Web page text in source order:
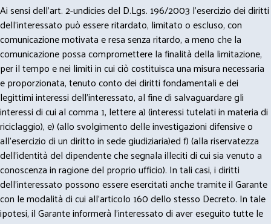
Ai sensi dell’art. 2-undicies del D.Lgs. 196/2003 l’esercizio dei diritti
dell’interessato può essere ritardato, limitato o escluso, con
comunicazione motivata e resa senza ritardo, a meno che la
comunicazione possa compromettere la finalità della limitazione,
per il tempo e nei limiti in cui ciò costituisca una misura necessaria
e proporzionata, tenuto conto dei diritti fondamentali e dei
legittimi interessi dell’interessato, al fine di salvaguardare gli
interessi di cui al comma 1, lettere a) (interessi tutelati in materia di
riciclaggio), e) (allo svolgimento delle investigazioni difensive o
all’esercizio di un diritto in sede giudiziaria)ed f) (alla riservatezza
dell’identità del dipendente che segnala illeciti di cui sia venuto a
conoscenza in ragione del proprio ufficio). In tali casi, i diritti
dell’interessato possono essere esercitati anche tramite il Garante
con le modalità di cui all’articolo 160 dello stesso Decreto. In tale
ipotesi, il Garante informerà l’interessato di aver eseguito tutte le